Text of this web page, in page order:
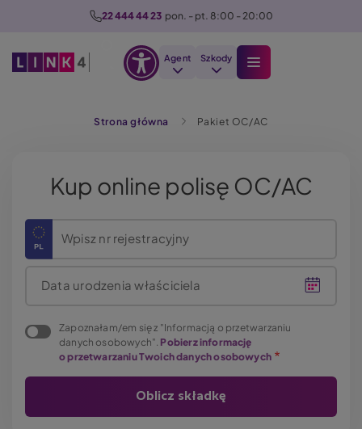
22 444 44 23 pon. - pt. 8:00 - 20:00
Agent Szkody
Strona główna Pakiet OC/AC
Kup online polisę OC/AC
Wpisz nr rejestracyjny
Data urodzenia właściciela
Zapoznałam/em się z "Informacją o przetwarzaniu
danych osobowych". Pobierz informację
o przetwarzaniu Twoich danych osobowych